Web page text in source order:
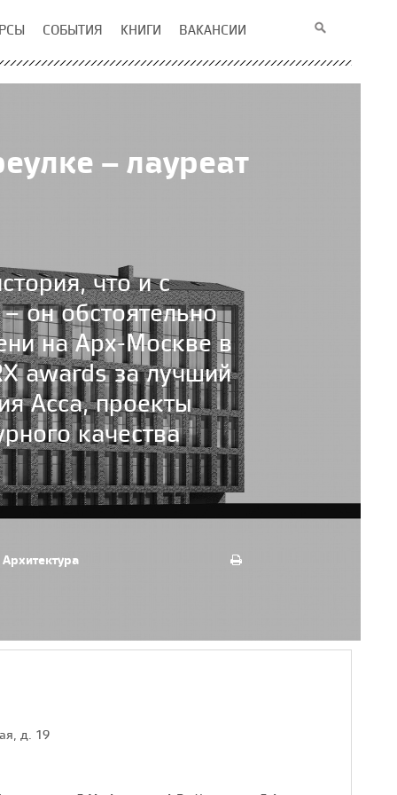
СОБЫТИЯ КНИГИ ВАКАНСИИ
– лауреат
что и с
он обстоятельно
на Арх-Москве в
awards за лучший
Асса, проекты
качества
Архитектура
д. 19